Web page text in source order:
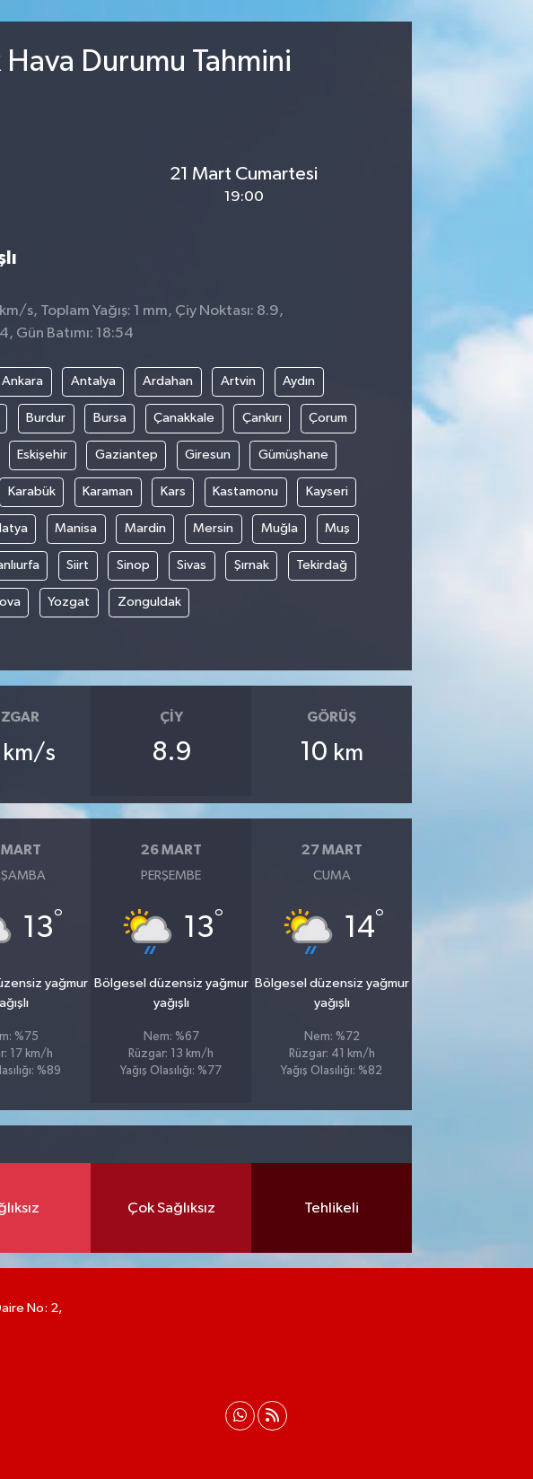
Hava Durumu Tahmini
21 Mart Cumartesi
19:00
s, Toplam Yağış: 1 mm, Çiy Noktası: 8.9,
Gün Batımı: 18:54
Ankara Antalya Ardahan Artvin Aydın
Burdur Bursa Çanakkale Çankırı Çorum
Eskişehir Gaziantep Giresun Gümüşhane
Karabük Karaman Kars Kastamonu Kayseri
Manisa Mardin Mersin Muğla Muş
Siirt Sinop Sivas Şırnak Tekirdağ
Yozgat Zonguldak
km/s
ÇIY
8.9
GÖRÜŞ
10 km
13°
yağmur
%75
17 km/h
%89
26 MART
PERŞEMBE
13°
Bölgesel düzensiz yağmur
yağışlı
Nem: %67
Rüzgar: 13 km/h
Yağış Olasılığı: %77
27 MART
CUMA
14°
Bölgesel düzensiz yağmur
yağışlı
Nem: %72
Rüzgar: 41 km/h
Yağış Olasılığı: %82
Çok Sağlıksız Tehlikeli
No: 2,